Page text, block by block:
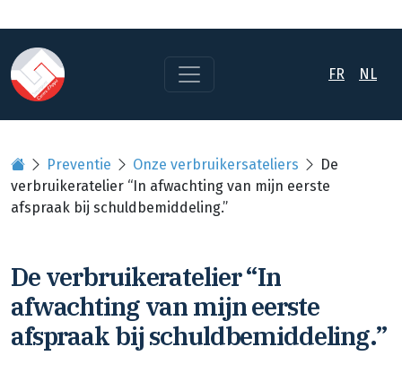
FR NL
Preventie Onze verbruikersateliers
De
verbruikeratelier “In afwachting van mijn eerste
afspraak bij schuldbemiddeling.”
De verbruikeratelier “In
afwachting van mijn eerste
afspraak bij schuldbemiddeling.”